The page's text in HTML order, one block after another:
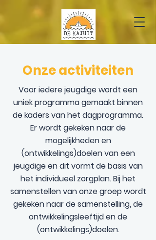
Onze activiteiten
Voor iedere jeugdige wordt een
uniek programma gemaakt binnen
de kaders van het dagprogramma.
Er wordt gekeken naar de
mogelijkheden en
(ontwikkelings)doelen van een
jeugdige en dit vormt de basis van
het individueel zorgplan. Bij het
samenstellen van onze groep wordt
gekeken naar de samenstelling, de
ontwikkelingsleeftijd en de
(ontwikkelings)doelen.